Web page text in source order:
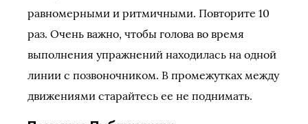
равномерными и ритмичными. Повторите 10
раз. Очень важно, чтобы голова во время
выполнения упражнений находилась на одной
линии с позвоночником. В промежутках между
движениями старайтесь ее не поднимать.